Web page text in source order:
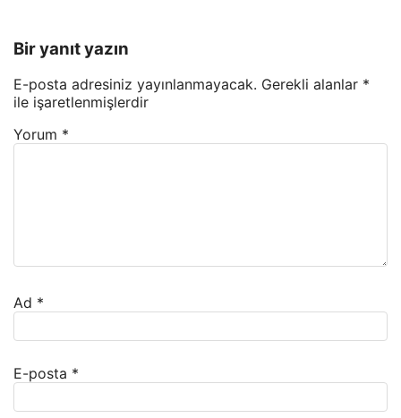
Bir yanıt yazın
E-posta adresiniz yayınlanmayacak. Gerekli alanlar *
ile işaretlenmişlerdir
Yorum *
Ad *
E-posta *